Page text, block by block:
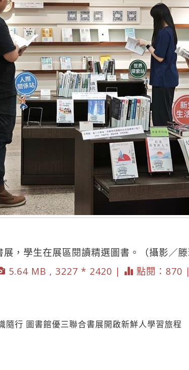
，學生在展區閱讀精選圖書。（攝影／滕
5.64 MB , 3227 * 2420 |
點閱：870 |
隨行 圖書館優三聯合書展開啟新鮮人學習旅程